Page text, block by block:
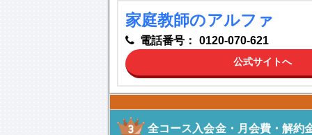
家庭教師のアルファ
電話番号： 0120-070-621
公式サイトへ
全コース入会金・月会費・解約